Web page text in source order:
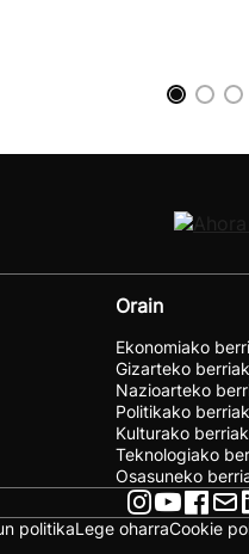
Orain
Ekonomiako
Gizarteko berriak
Nazioarteko
Politikako berriak
Kulturako berriak
Teknologiako
Osasuneko
politikaLege oharraCookie